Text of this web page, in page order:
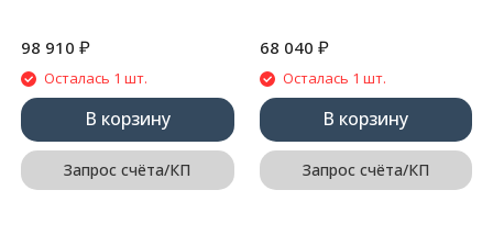
98 910 ₽
Осталась 1 шт.
В корзину
Запрос счёта/КП
68 040 ₽
Осталась 1 шт.
В корзину
Запрос счёта/КП